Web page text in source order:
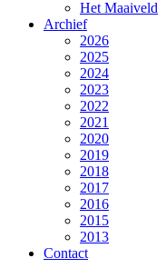
Het Maaiveld
Archief
2026
2025
2024
2023
2022
2021
2020
2019
2018
2017
2016
2015
2013
Contact